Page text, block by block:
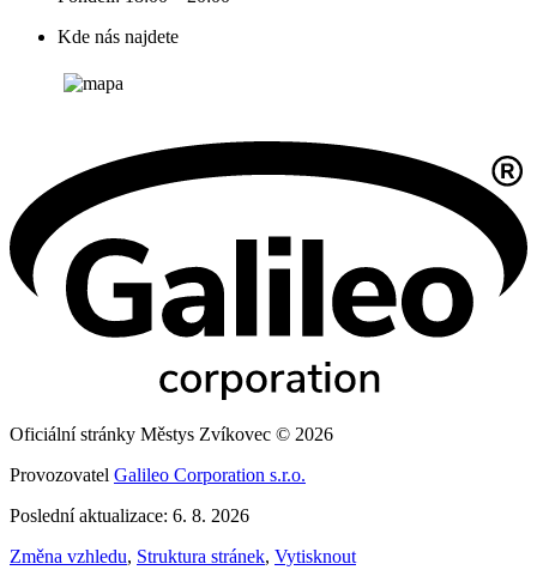
Kde nás najdete
Oficiální stránky Městys Zvíkovec © 2026
Provozovatel Galileo Corporation s.r.o.
Poslední aktualizace: 6. 8. 2026
Změna vzhledu, Struktura stránek, Vytisknout